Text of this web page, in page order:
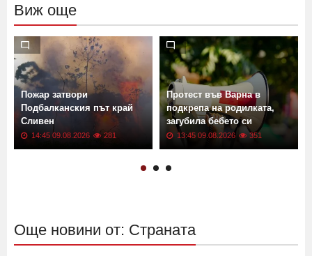
Виж още
Пожар затвори
Подбалканския път край
Сливен
14:45 09.08.2026 281
Протест във Варна в
подкрепа на родилката,
загубила бебето си
13:45 09.08.2026 351
Още новини от: Страната